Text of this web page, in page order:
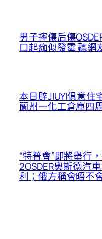
男子摔傷后傷
口起痂似發霉 聽網
本日辟JIUYI俱意住
蘭州一化工倉庫四
“特普會”即將舉行
2OSDER奧斯德汽
利；俄方稱會晤不